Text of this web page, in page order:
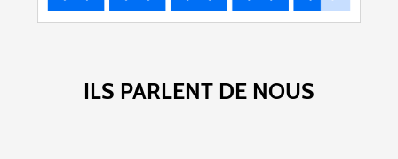
ILS PARLENT DE NOUS